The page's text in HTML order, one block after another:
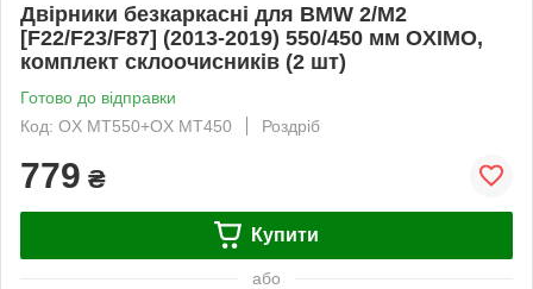
Двірники безкаркасні для BMW 2/M2
[F22/F23/F87] (2013-2019) 550/450 мм OXIMO,
комплект склоочисників (2 шт)
Готово до відправки
Код: OX MT550+OX MT450
Роздріб
779 ₴
Купити
або